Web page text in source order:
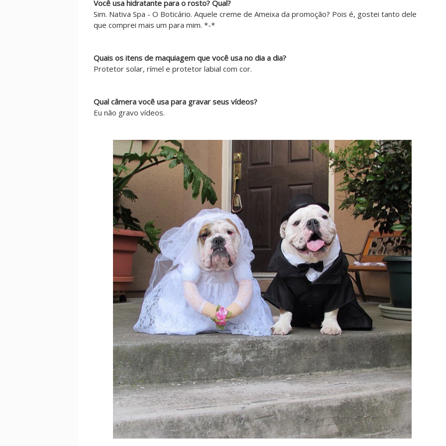
Você usa hidratante para o rosto? Qual?
Sim. Nativa Spa - O Boticário. Aquele creme de Ameixa da promoção? Pois é, gostei tanto dele
que comprei mais um para mim. *-*
Quais os itens de maquiagem que você usa no dia a dia?
Protetor solar, rímel e protetor labial com cor.
Qual câmera você usa para gravar seus vídeos?
Eu não gravo vídeos.